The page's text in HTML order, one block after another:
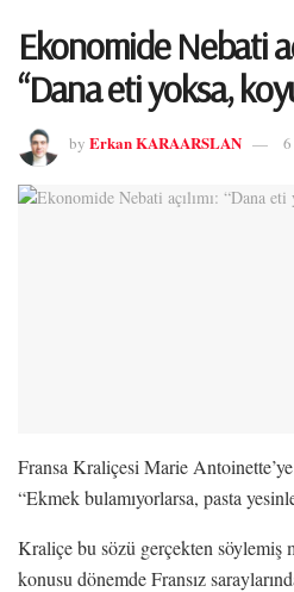
Ekonomide Nebati
“Dana eti yoksa,
by Erkan KARAARSLAN
Fransa Kraliçesi Marie
“Ekmek bulamıyorlarsa, pasta
Kraliçe bu sözü gerçekten söylemiş
konusu dönemde Fransız